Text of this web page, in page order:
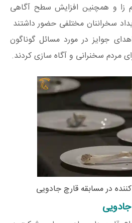
زا و همچنین افزایش سطح آگاهی
سخراننان مختلفی حضور داشتند
جوایز در مورد مسائل گوناگون
مردم سخنرانی و آگاه سازی کردند.
در مسابقه قارچ جادویی